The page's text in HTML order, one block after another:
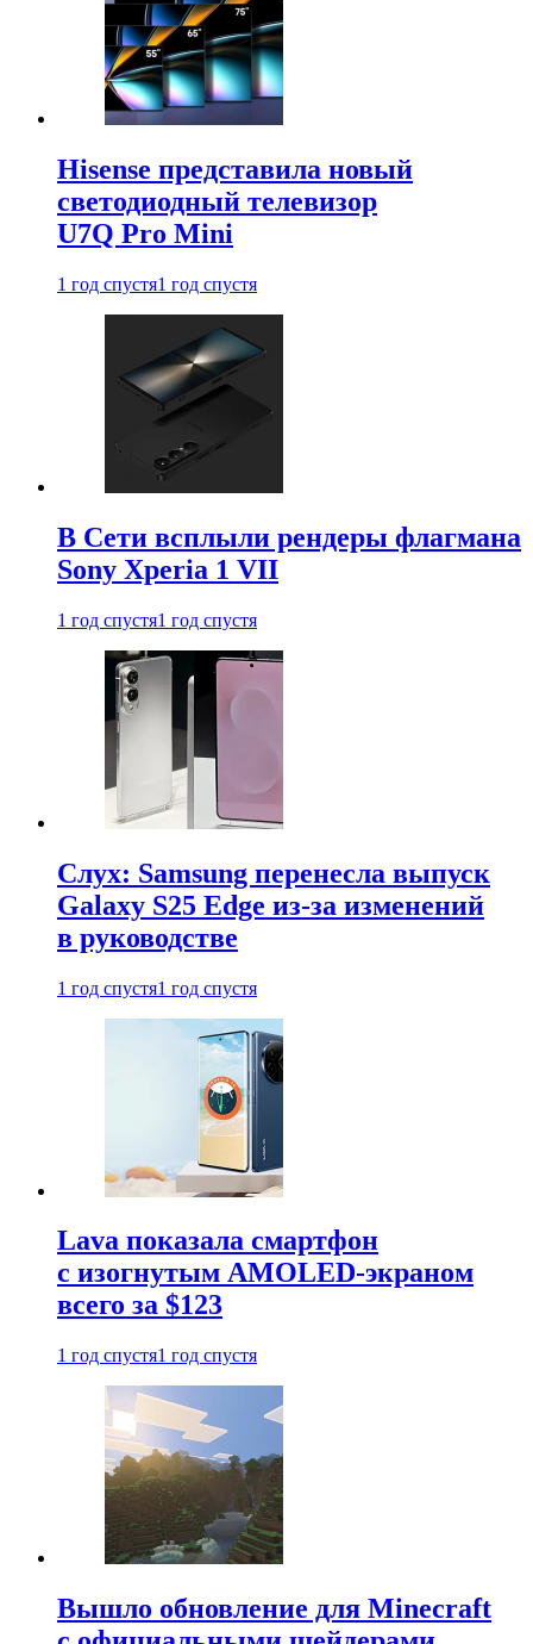
Hisense представила новый
светодиодный телевизор
U7Q Pro Mini
1 год спустя1 год спустя
В Сети всплыли рендеры флагмана
Sony Xperia 1 VII
1 год спустя1 год спустя
Слух: Samsung перенесла выпуск
Galaxy S25 Edge из-за изменений
в руководстве
1 год спустя1 год спустя
Lava показала смартфон
с изогнутым AMOLED-экраном
всего за $123
1 год спустя1 год спустя
Вышло обновление для Minecraft